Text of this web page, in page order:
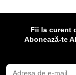
Fii la curent
Abonează-te